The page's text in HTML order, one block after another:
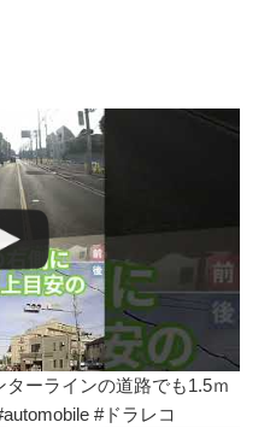
ターラインの道路でも1.5ｍ
#ドラレコ